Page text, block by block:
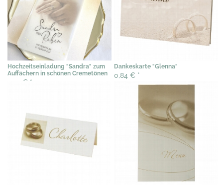
Hochzeitseinladung "Sandra" zum
Auffächern in schönen Cremetönen
2,49 € *
Dankeskarte "Glenna"
0,84 € *